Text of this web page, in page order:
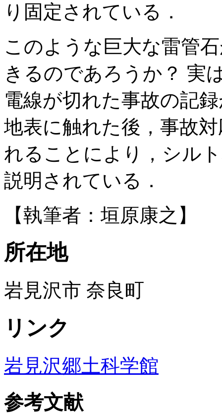
り固定されている．
このような巨大な雷管
きるのであろうか？ 実
電線が切れた事故の記
地表に触れた後，事故
れることにより，シル
説明されている．
【執筆者：垣原康之】
所在地
岩見沢市 奈良町
リンク
岩見沢郷土科学館
参考文献